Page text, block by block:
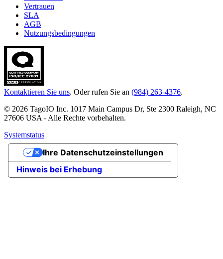
Vertrauen
SLA
AGB
Nutzungsbedingungen
Kontaktieren Sie uns. Oder rufen Sie an (984) 263-4376.
© 2026 TagoIO Inc. 1017 Main Campus Dr, Ste 2300 Raleigh, NC
27606 USA - Alle Rechte vorbehalten.
Systemstatus
Hinweis bei Erhebung
Ihre Datenschutzeinstellungen